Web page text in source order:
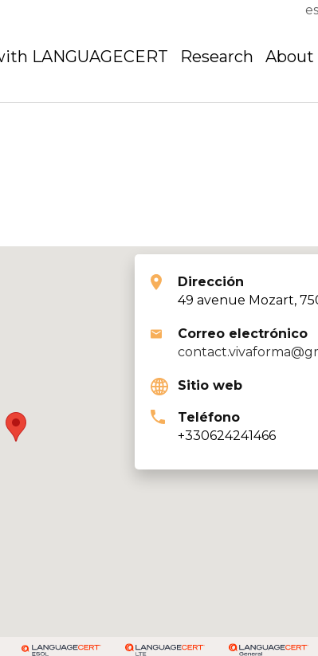
es
LANGUAGECERT Research About
Dirección
49 avenue Mozart,
Correo electrónico
Sitio web
Teléfono
+330624241466